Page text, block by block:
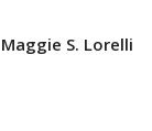
Maggie S. Lorelli